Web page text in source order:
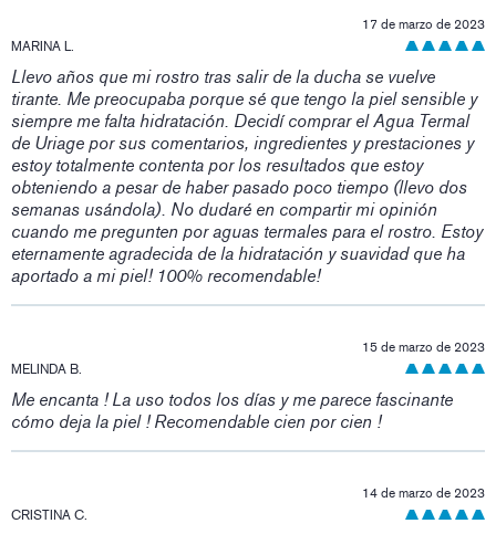
MARINA L.
17 de marzo de 2023
Llevo años que mi rostro tras salir de la ducha se vuelve
tirante. Me preocupaba porque sé que tengo la piel sensible y
siempre me falta hidratación. Decidí comprar el Agua Termal
de Uriage por sus comentarios, ingredientes y prestaciones y
estoy totalmente contenta por los resultados que estoy
obteniendo a pesar de haber pasado poco tiempo (llevo dos
semanas usándola). No dudaré en compartir mi opinión
cuando me pregunten por aguas termales para el rostro. Estoy
eternamente agradecida de la hidratación y suavidad que ha
aportado a mi piel! 100% recomendable!
MELINDA B.
15 de marzo de 2023
Me encanta ! La uso todos los días y me parece fascinante
cómo deja la piel ! Recomendable cien por cien !
CRISTINA C.
14 de marzo de 2023